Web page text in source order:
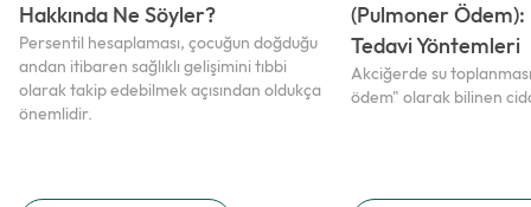
Hakkında Ne Söyler?
Persentil hesaplaması, çocuğun doğduğu
andan itibaren sağlıklı gelişimini tıbbi
olarak takip edebilmek açısından oldukça
önemlidir.
(Pulmoner
Tedavi Yöntemleri
Akciğerde su
ödem" olarak bilinen